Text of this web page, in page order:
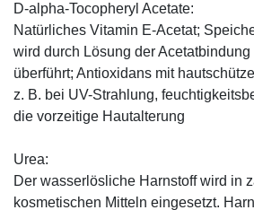
D-alpha-Tocopheryl Acetate:
Natürliches Vitamin E-Acetat;
wird durch Lösung der
überführt; Antioxidans mit
z. B. bei UV-Strahlung,
die vorzeitige Hautalterung
Urea:
Der wasserlösliche Harnstoff wird in
kosmetischen Mitteln eingesetzt.